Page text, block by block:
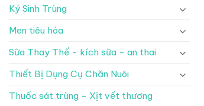
Ký Sinh Trùng
Men tiêu hóa
Sữa Thay Thế - kích sữa - an thai
Thiết Bị Dụng Cụ Chăn Nuôi
Thuốc sát trùng - Xịt vết thương